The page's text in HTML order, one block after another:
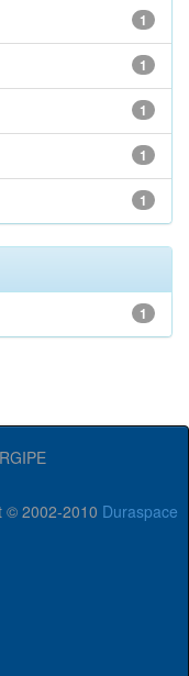
1
1
1
1
1
1
© 2002-2010 Duraspace